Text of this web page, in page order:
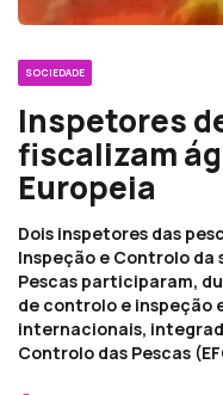
SOCIEDADE
Inspetores
fiscalizam
Europeia
Dois inspetores das
Inspeção e Controlo
Pescas participaram,
de controlo e inspeção
internacionais,
Controlo das Pescas